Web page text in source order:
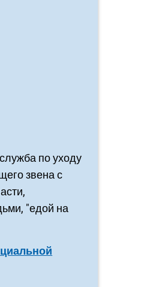
по уходу
звена с
"едой на